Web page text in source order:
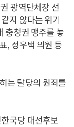
광역단체장 선
지 않다는 위기
충청권 맹주를 놓
, 정우택 의원 등
는 탈당의 원죄를
국당 대선후보